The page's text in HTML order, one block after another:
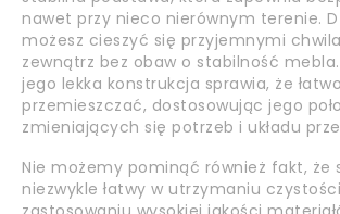
nawet przy nieco nierównym terenie.
możesz cieszyć się przyjemnymi
zewnątrz bez obaw o stabilność
jego lekka konstrukcja sprawia, że
przemieszczać, dostosowując jego
zmieniających się potrzeb i układu
Nie możemy pominąć również fakt, że
niezwykle łatwy w utrzymaniu